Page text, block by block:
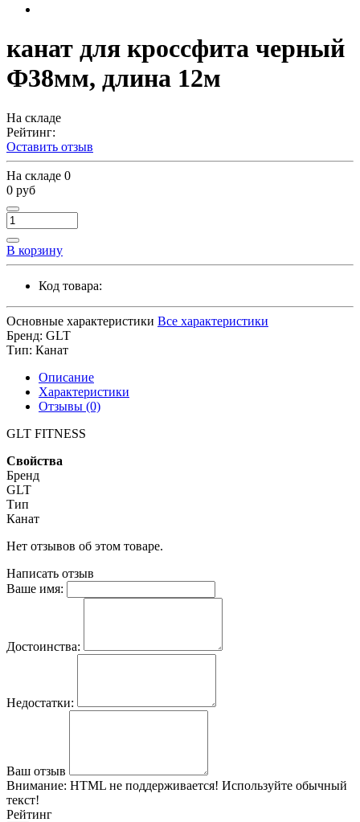
канат для кроссфита черный
Ф38мм, длина 12м
На складе
Рейтинг:
Оставить отзыв
На складе 0
0 руб
В корзину
Код товара:
Основные характеристики Все характеристики
Бренд: GLT
Тип: Канат
Описание
Характеристики
Отзывы (0)
GLT FITNESS
Свойства
Бренд
GLT
Тип
Канат
Нет отзывов об этом товаре.
Написать отзыв
Ваше имя:
Достоинства:
Недостатки:
Ваш отзыв
Внимание: HTML не поддерживается! Используйте обычный
текст!
Рейтинг